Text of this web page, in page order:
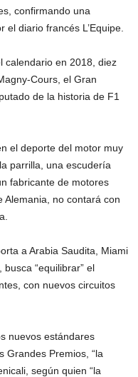
confirmando una
diario francés L’Equipe.
calendario en 2018, diez
Cours, el Gran
de la historia de F1
el deporte del motor muy
parrilla, una escudería
fabricante de motores
Alemania, no contará con
a Arabia Saudita, Miami
“equilibrar” el
con nuevos circuitos
nuevos estándares
Grandes Premios, “la
según quien “la